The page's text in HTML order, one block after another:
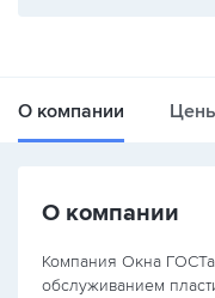
О компании
О компании
Компания Окна ГОСТа
обслуживанием